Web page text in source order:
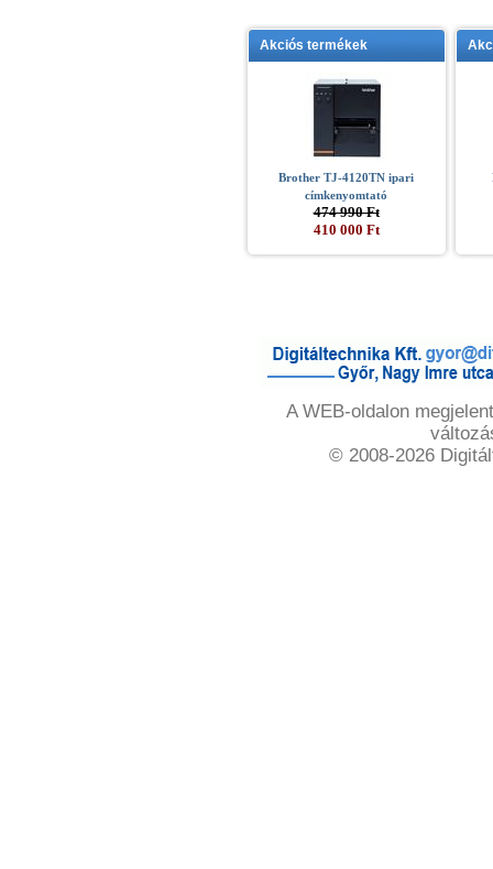
Akciós termékek
Brother TJ-4120TN ipari
címkenyomtató
474 990 Ft
410 000 Ft
A WEB-oldalon
© 2008-2026